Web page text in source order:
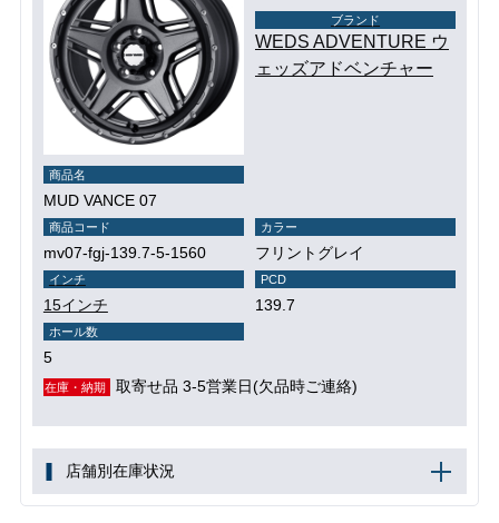
ブランド
WEDS ADVENTURE ウ
ェッズアドベンチャー
商品名
MUD VANCE 07
商品コード
mv07-fgj-139.7-5-1560
カラー
フリントグレイ
インチ
15インチ
PCD
139.7
ホール数
5
在庫・納期 取寄せ品 3-5営業日(欠品時ご連絡)
店舗別在庫状況